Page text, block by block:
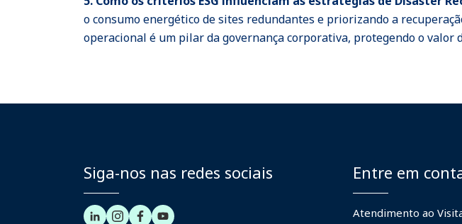
o consumo energético de sites redundantes e priorizando a
operacional é um pilar da governança corporativa, protegendo o valor
Siga-nos nas redes sociais Entre em
Atendimento ao